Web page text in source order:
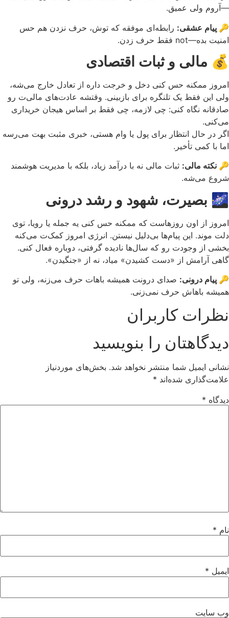
—آروم ولی عمیق.
🔑 پیام عشقی: رابطه‌ای موفقه که توش، حرف نزدن هم حس
امنیت بده—not فقط حرف زدن.
💰 مالی و ثبات اقتصادی
امروز ممکنه حس کنی دخل و خرجت داره از تعادل خارج می‌شه،
ولی این فقط یک تلنگره برای بازبینی. وقتشه عادت‌های مالی‌ت رو
صادقانه نگاه کنی: چی لازمه، چی فقط بر اساس هیجان خریداری
می‌کنی.
اگر در حال انتظار برای پول یا وام هستی، خبری مثبت بهت می‌رسه
اما با کمی تأخیر.
🔑 نکته مالی: ثبات مالی نه با درآمد زیاد، بلکه با مدیریت هوشمند
شروع می‌شه.
🌌 بصیرت، شهود و رشد درونی
امروز از اون روزهاست که ممکنه حس کنی یه جمله یا رویا، توی
دلت موند. این پیام‌ها بی‌دلیل نیستن. انرژی امروز کمک‌ت می‌کنه
بخشی از وجودت رو که سال‌ها نادیده گرفتی، دوباره فعال کنی.
گاهی آرامش از «دست کشیدن» میاد، نه از «جنگیدن».
🔑 پیام درونی: صدای درونت همیشه باهات حرف می‌زنه، ولی تو
همیشه باهاش حرف نمی‌زنی.
نظرات کاربران
دیدگاهتان را بنویسید
نشانی ایمیل شما منتشر نخواهد شد. بخش‌های موردنیاز
علامت‌گذاری شده‌اند *
دیدگاه *
نام *
ایمیل *
وب‌ سایت